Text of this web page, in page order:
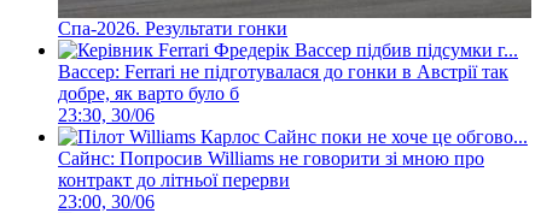
Спа-2026. Результати гонки
Вассер: Ferrari не підготувалася до гонки в Австрії так
добре, як варто було б
23:30, 30/06
Сайнс: Попросив Williams не говорити зі мною про
контракт до літньої перерви
23:00, 30/06